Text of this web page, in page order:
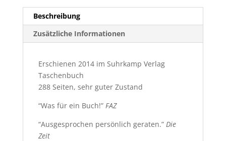
Beschreibung
Zusätzliche Informationen
Erschienen 2014 im Suhrkamp Verlag
Taschenbuch
288 Seiten, sehr guter Zustand
“Was für ein Buch!” FAZ
“Ausgesprochen persönlich geraten.” Die
Zeit